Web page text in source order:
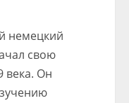
немецкий
свою
века. Он